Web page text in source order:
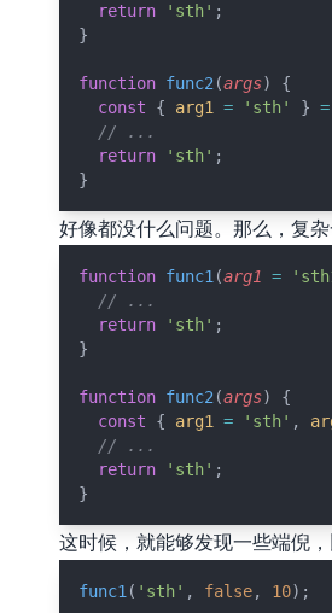
return
'sth' ;
}
function func2 (args) {
const { arg1 = 'sth' } =
// ...
return
'sth' ;
}
好像都没什么问题。那么，复杂
function func1 (arg1 =
// ...
return
'sth' ;
}
function func2 (args) {
const { arg1 = 'sth' ,
// ...
return
'sth' ;
}
这时候，就能够发现一些端倪
func1 ( 'sth' , false, 10);